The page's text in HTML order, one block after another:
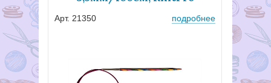
Арт. 21350 подробнее